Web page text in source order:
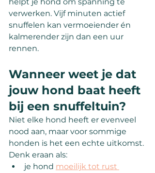
verwerken. Vijf minuten actief
snuffelen kan vermoeiender én
kalmerender zijn dan een uur
rennen.
Wanneer weet je dat
jouw hond baat heeft
bij een snuffeltuin?
Niet elke hond heeft er evenveel
nood aan, maar voor sommige
honden is het een echte uitkomst.
Denk eraan als:
je hond moeilijk tot rust